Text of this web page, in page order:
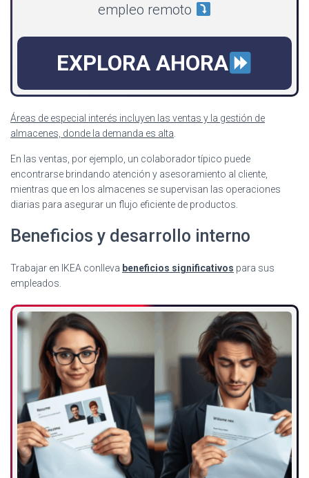
empleo remoto
EXPLORA AHORA
Áreas de especial interés incluyen las ventas y la gestión de
almacenes, donde la demanda es alta
En las ventas, por ejemplo, un colaborador típico puede
encontrarse brindando atención y asesoramiento al cliente,
mientras que en los almacenes se supervisan las operaciones
diarias para asegurar un flujo eficiente de productos.
Beneficios y desarrollo interno
Trabajar en IKEA conlleva beneficios significativos para sus
empleados.